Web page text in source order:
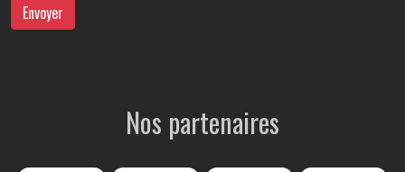
Envoyer
Nos partenaires